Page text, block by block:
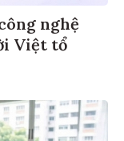
nghệ
Việt tổ